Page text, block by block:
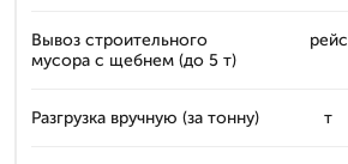
Вывоз строительного
мусора с щебнем (до 5 т)
рейс
Разгрузка вручную (за тонну) т